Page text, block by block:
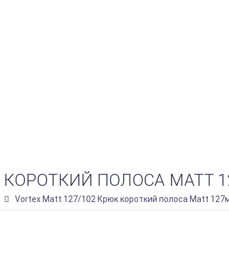
КОРОТКИЙ ПОЛОСА MATT
Vortex Matt 127/102 Крюк короткий полоса Matt